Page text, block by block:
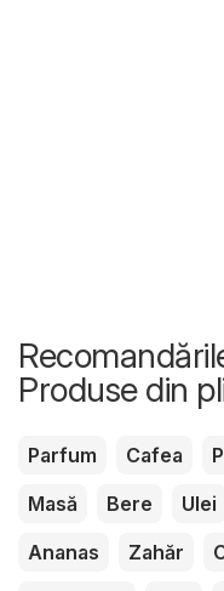
Produse din
Parfum Cafea
Masă
Bere Ulei
Ananas
Zahăr